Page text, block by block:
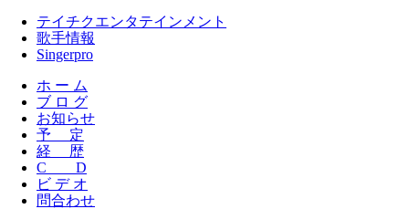
テイチクエンタテインメント
歌手情報
Singerpro
ホ ー ム
ブ ロ グ
お知らせ
予 定
経 歴
C D
ビ デ オ
問合わせ